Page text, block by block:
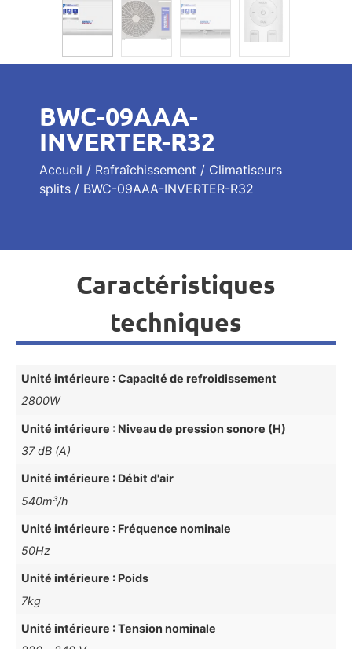
BWC-09AAA-
INVERTER-R32
Accueil / Rafraîchissement / Climatiseurs
splits / BWC-09AAA-INVERTER-R32
Caractéristiques
techniques
Unité intérieure : Capacité de refroidissement
2800W
Unité intérieure : Niveau de pression sonore (H)
37 dB (A)
Unité intérieure : Débit d'air
540m³/h
Unité intérieure : Fréquence nominale
50Hz
Unité intérieure : Poids
7kg
Unité intérieure : Tension nominale